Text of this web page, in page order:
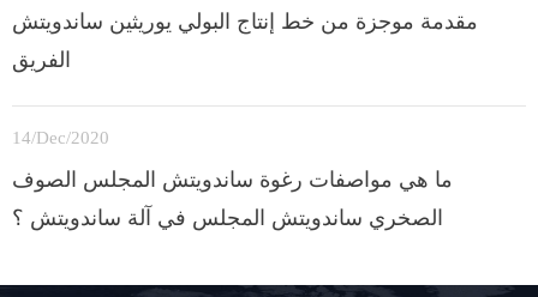
مقدمة موجزة من خط إنتاج البولي يوريثين ساندويتش
الفريق
14/Dec/2020
ما هي مواصفات رغوة ساندويتش المجلس الصوف
الصخري ساندويتش المجلس في آلة ساندويتش ؟